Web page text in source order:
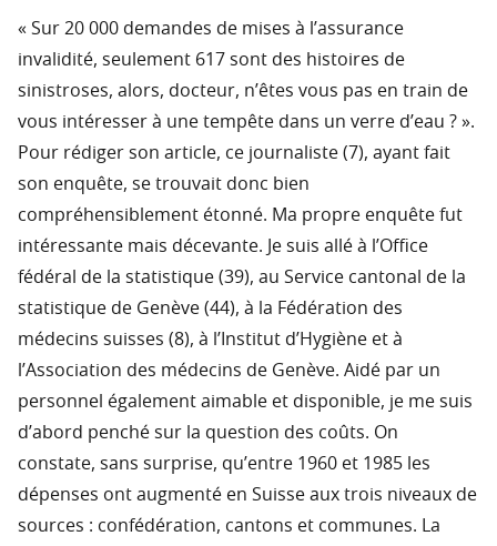
« Sur 20 000 demandes de mises à l’assurance
invalidité, seulement 617 sont des histoires de
sinistroses, alors, docteur, n’êtes vous pas en train de
vous intéresser à une tempête dans un verre d’eau ? ».
Pour rédiger son article, ce journaliste (7), ayant fait
son enquête, se trouvait donc bien
compréhensiblement étonné. Ma propre enquête fut
intéressante mais décevante. Je suis allé à l’Office
fédéral de la statistique (39), au Service cantonal de la
statistique de Genève (44), à la Fédération des
médecins suisses (8), à l’Institut d’Hygiène et à
l’Association des médecins de Genève. Aidé par un
personnel également aimable et disponible, je me suis
d’abord penché sur la question des coûts. On
constate, sans surprise, qu’entre 1960 et 1985 les
dépenses ont augmenté en Suisse aux trois niveaux de
sources : confédération, cantons et communes. La